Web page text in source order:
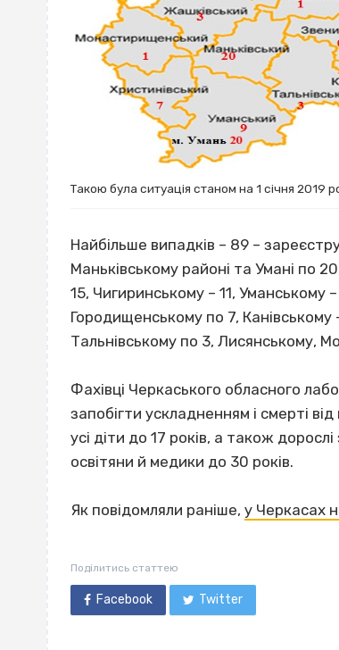
Такою була ситуація станом на 1 січня 2019
Найбільше випадків – 89 –
Маньківському районі та Умані по
15, Чигиринському – 11, Уманському
Городищенському по 7,
Тальнівському по 3, Лисянському,
Фахівці Черкаського обласного
запобігти ускладненням і смерті
усі діти до 17 років, а також
освітяни й медики до 30 років.
Як повідомляли раніше, у Черкасах
Поділитись статтею
Facebook Twitter